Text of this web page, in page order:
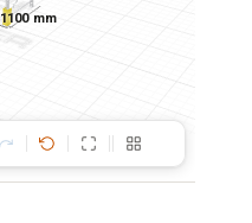
1100 mm